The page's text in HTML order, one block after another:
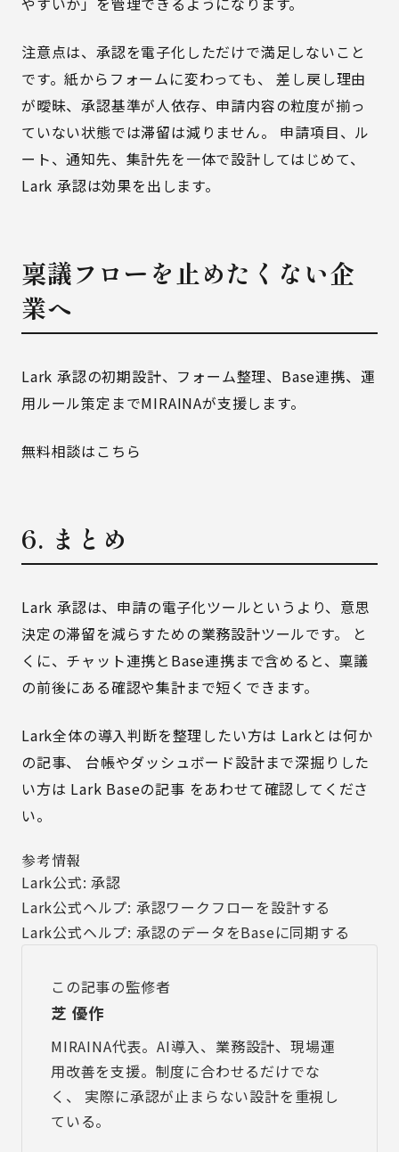
注意点は、承認を電子化しただけで満足しないこと
です。紙からフォームに変わっても、 差し戻し理由
が曖昧、承認基準が人依存、申請内容の粒度が揃っ
ていない状態では滞留は減りません。 申請項目、ル
ート、通知先、集計先を一体で設計してはじめて、
Lark 承認は効果を出します。
稟議フローを止めたくない企
業へ
Lark 承認の初期設計、フォーム整理、Base連携、運
用ルール策定までMIRAINAが支援します。
無料相談はこちら
6. まとめ
Lark 承認は、申請の電子化ツールというより、意思
決定の滞留を減らすための業務設計ツールです。 と
くに、チャット連携とBase連携まで含めると、稟議
の前後にある確認や集計まで短くできます。
Lark全体の導入判断を整理したい方は Larkとは何か
の記事、 台帳やダッシュボード設計まで深掘りした
い方は Lark Baseの記事 をあわせて確認してくださ
い。
参考情報
Lark公式: 承認
Lark公式ヘルプ: 承認ワークフローを設計する
Lark公式ヘルプ: 承認のデータをBaseに同期する
この記事の監修者
芝 優作
MIRAINA代表。AI導入、業務設計、現場運
用改善を支援。制度に合わせるだけでな
く、 実際に承認が止まらない設計を重視し
ている。